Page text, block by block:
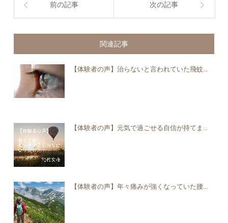
前の記事 次の記事
関連記事
【体験者の声】治らないと言われていた飛蚊...
【体験者の声】元気で過ごせる自信が持てま...
【体験者の声】年々痛みが強くなっていた腰...